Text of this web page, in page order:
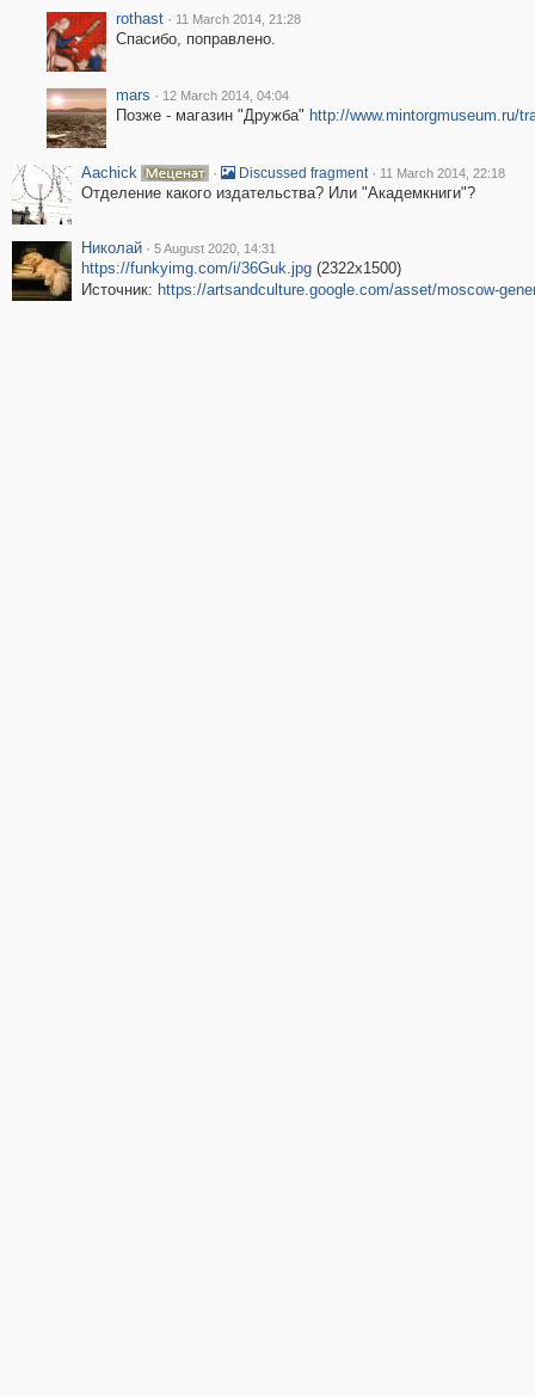
rothast · 11 March 2014, 21:28
Спасибо, поправлено.
mars · 12 March 2014, 04:04
Позже - магазин "Дружба" http://www.mintorgmuseum.ru/
Aachick · Discussed fragment · 11 March 2014, 22:18
Отделение какого издательства? Или "Академкниги"?
Николай · 5 August 2020, 14:31
https://funkyimg.com/i/36Guk.jpg(2322x1500)
Источник: https://artsandculture.google.com/asset/moscow-